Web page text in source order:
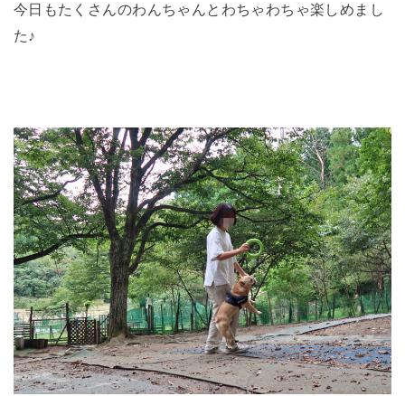
今日もたくさんのわんちゃんとわちゃわちゃ楽しめまし
た♪